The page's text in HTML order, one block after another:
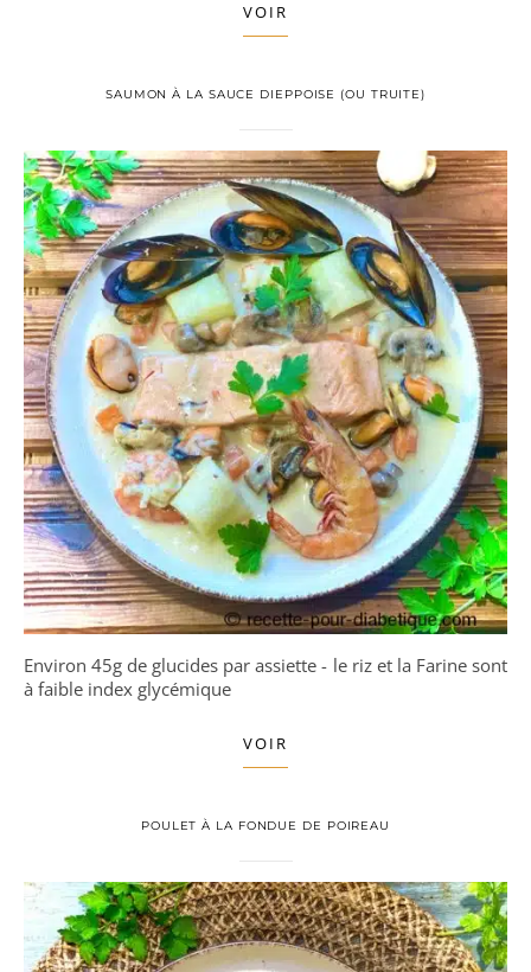
VOIR
SAUMON À LA SAUCE DIEPPOISE (OU TRUITE)
Environ 45g de glucides par assiette - le riz et la Farine sont
à faible index glycémique
VOIR
POULET À LA FONDUE DE POIREAU